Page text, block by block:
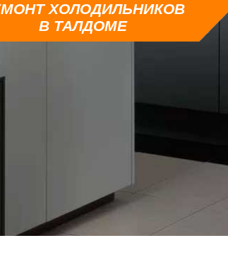
ХОЛОДИЛЬНИКОВ
В ТАЛДОМЕ